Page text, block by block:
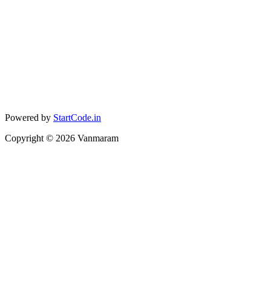
Powered by StartCode.in
Copyright © 2026 Vanmaram